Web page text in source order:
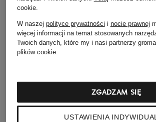
Alexander McQUEEN
cookie.
W naszej polityce prywatności i nocie prawnej
więcej informacji na temat stosowanych
Twoich danych, które my i nasi partnerzy
plików cookie.
USTAWIENIA
ZGADZAM SIĘ